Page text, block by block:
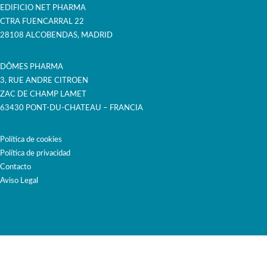
EDIFICIO NET PHARMA
CTRA FUENCARRAL 22
28108 ALCOBENDAS, MADRID
DÔMES PHARMA
3, RUE ANDRE CITROEN
ZAC DE CHAMP LAMET
63430 PONT-DU-CHATEAU – FRANCIA
Política de cookies
Política de privacidad
Contacto
Aviso Legal